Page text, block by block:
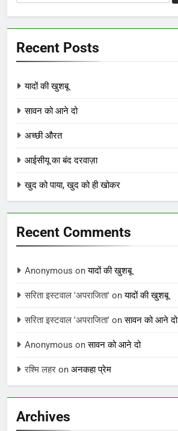
for:
Recent Posts
यादों की खुशबू
सावन को आने दो
अच्छी औरत
आईसीयू का बंद दरवाज़ा
खुद को पाया, खुद को ही खोकर
Recent Comments
Anonymous onयादों की खुशबू
सरिता इस्टवाल 'अपराजिता' onयादों की खुशबू
सरिता इस्टवाल 'अपराजिता' onसावन को आने दो
Anonymous onसावन को आने दो
रश्मि लहर on अनकहा प्रेम
Archives